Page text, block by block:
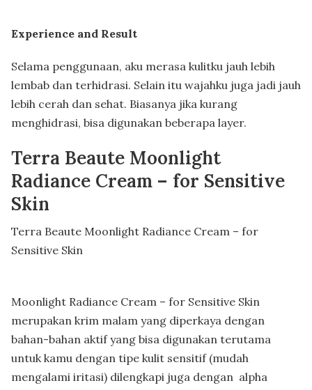
Experience and Result
Selama penggunaan, aku merasa kulitku jauh lebih
lembab dan terhidrasi. Selain itu wajahku juga jadi jauh
lebih cerah dan sehat. Biasanya jika kurang
menghidrasi, bisa digunakan beberapa layer.
Terra Beaute Moonlight
Radiance Cream – for Sensitive
Skin
Terra Beaute Moonlight Radiance Cream – for
Sensitive Skin
Moonlight Radiance Cream – for Sensitive Skin
merupakan krim malam yang diperkaya dengan
bahan-bahan aktif yang bisa digunakan terutama
untuk kamu dengan tipe kulit sensitif (mudah
mengalami iritasi) dilengkapi juga dengan alpha